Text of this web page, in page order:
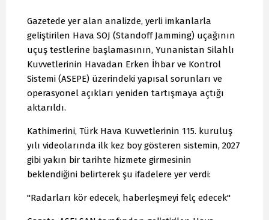
Gazetede yer alan analizde, yerli imkanlarla
geliştirilen Hava SOJ (Standoff Jamming) uçağının
uçuş testlerine başlamasının, Yunanistan Silahlı
Kuvvetlerinin Havadan Erken İhbar ve Kontrol
Sistemi (ASEPE) üzerindeki yapısal sorunları ve
operasyonel açıkları yeniden tartışmaya açtığı
aktarıldı.
Kathimerini, Türk Hava Kuvvetlerinin 115. kuruluş
yılı videolarında ilk kez boy gösteren sistemin, 2027
gibi yakın bir tarihte hizmete girmesinin
beklendiğini belirterek şu ifadelere yer verdi:
"Radarları kör edecek, haberleşmeyi felç edecek"